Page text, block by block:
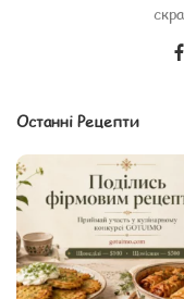
Останні Рецепти